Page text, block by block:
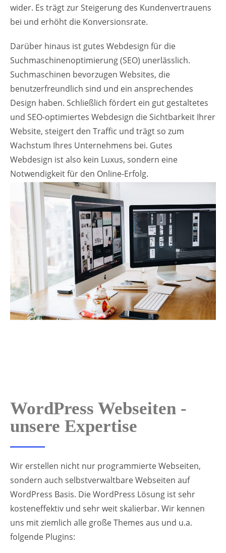
wider. Es trägt zur Steigerung des Kundenvertrauens
bei und erhöht die Konversionsrate.
Darüber hinaus ist gutes Webdesign für die
Suchmaschinenoptimierung (SEO) unerlässlich.
Suchmaschinen bevorzugen Websites, die
benutzerfreundlich sind und ein ansprechendes
Design haben. Schließlich fördert ein gut gestaltetes
und SEO-optimiertes Webdesign die Sichtbarkeit Ihrer
Website, steigert den Traffic und trägt so zum
Wachstum Ihres Unternehmens bei. Gutes
Webdesign ist also kein Luxus, sondern eine
Notwendigkeit für den Online-Erfolg.
WordPress Webseiten -
unsere Expertise
Wir erstellen nicht nur programmierte Webseiten,
sondern auch selbstverwaltbare Webseiten auf
WordPress Basis. Die WordPress Lösung ist sehr
kosteneffektiv und sehr weit skalierbar. Wir kennen
uns mit ziemlich alle große Themes aus und u.a.
folgende Plugins: